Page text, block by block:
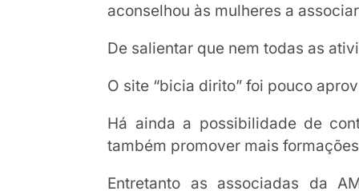
aconselhou às mulheres a
De salientar que nem todas as
O site “bicia dirito” foi pouco
Há ainda a possibilidade de
também promover mais
Entretanto as associadas da